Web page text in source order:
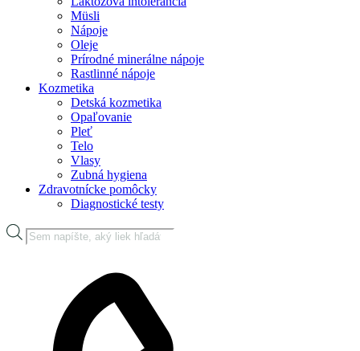
Müsli
Nápoje
Oleje
Prírodné minerálne nápoje
Rastlinné nápoje
Kozmetika
Detská kozmetika
Opaľovanie
Pleť
Telo
Vlasy
Zubná hygiena
Zdravotnícke pomôcky
Diagnostické testy
Products
search